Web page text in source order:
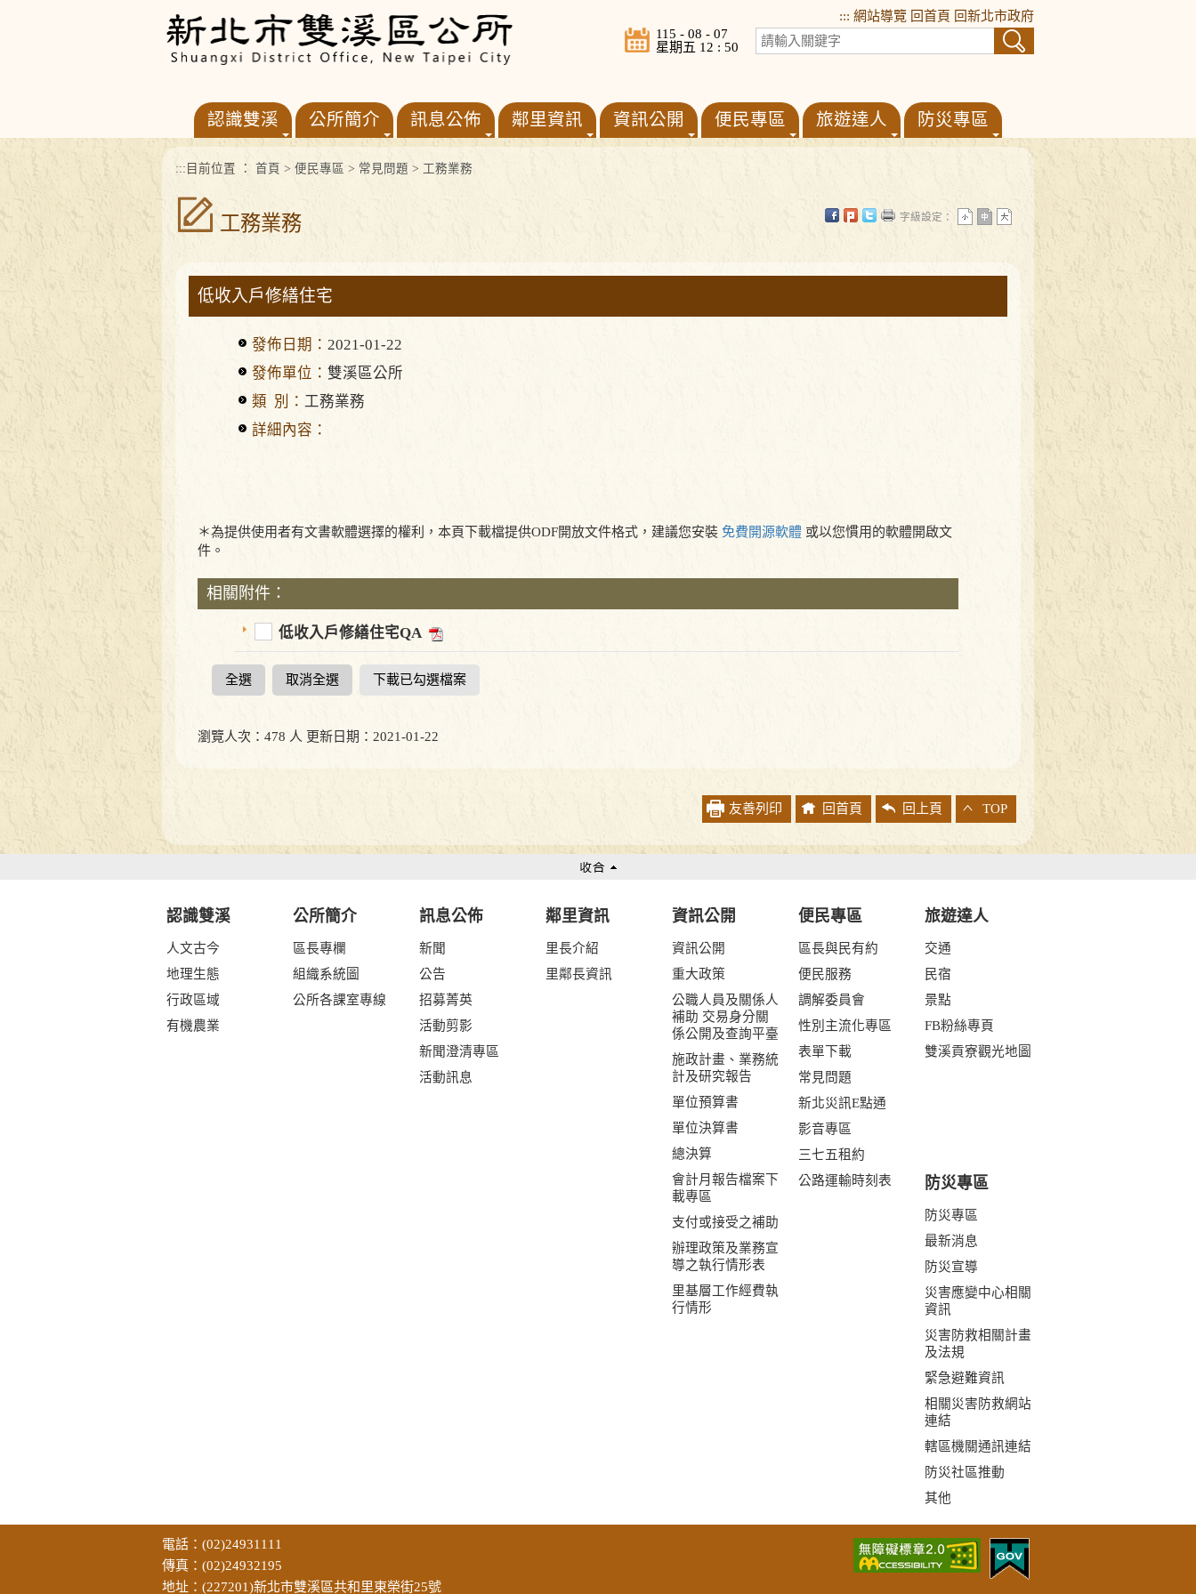
::: 網站導覽 回首頁
回新北市政府
115 - 08 - 07
星期五 12 : 50
認識雙溪 公所簡介 訊息公佈 鄰里資訊 資訊公開 便民專區 旅遊達人 防災專區
::: 目前位置 ： 首頁 > 便民專區 > 常見問題 > 工務業務
工務業務 字級設定：
低收入戶修繕住宅
發佈日期：2021-01-22
發佈單位：雙溪區公所
類 別：工務業務
詳細內容：
＊為提供使用者有文書軟體選擇的權利，本頁下載檔提供ODF開放文件格式，建議您安裝 免費開源軟體 或以您慣用的軟體開啟文
件。
相關附件：
低收入戶修繕住宅QA
全選 取消全選 下載已勾選檔案
瀏覽人次：478 人 更新日期：2021-01-22
友善列印 回首頁 回上頁 TOP
認識雙溪
人文古今
地理生態
行政區域
有機農業
公所簡介
區長專欄
組織系統圖
公所各課室專線
訊息公佈
新聞
公告
招募菁英
活動剪影
新聞澄清專區
活動訊息
鄰里資訊
里長介紹
里鄰長資訊
資訊公開
資訊公開
重大政策
公職人員及關係人
補助 交易身分關
係公開及查詢平臺
施政計畫、業務統
計及研究報告
單位預算書
單位決算書
總決算
會計月報告檔案下
載專區
支付或接受之補助
辦理政策及業務宣
導之執行情形表
里基層工作經費執
行情形
便民專區
區長與民有約
便民服務
調解委員會
性別主流化專區
表單下載
常見問題
新北災訊E點通
影音專區
三七五租約
公路運輸時刻表
旅遊達人
交通
民宿
景點
FB粉絲專頁
雙溪貢寮觀光地圖
防災專區
防災專區
最新消息
防災宣導
災害應變中心相關
資訊
災害防救相關計畫
及法規
緊急避難資訊
相關災害防救網站
連結
轄區機關通訊連結
防災社區推動
其他
電話：(02)24931111
傳真：(02)24932195
地址：(227201)新北市雙溪區共和里東榮街25號